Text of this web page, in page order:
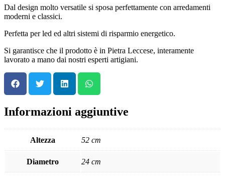
Dal design molto versatile si sposa perfettamente con arredamenti
moderni e classici.
Perfetta per led ed altri sistemi di risparmio energetico.
Si garantisce che il prodotto è in Pietra Leccese, interamente
lavorato a mano dai nostri esperti artigiani.
Informazioni aggiuntive
Altezza 52 cm
Diametro 24 cm